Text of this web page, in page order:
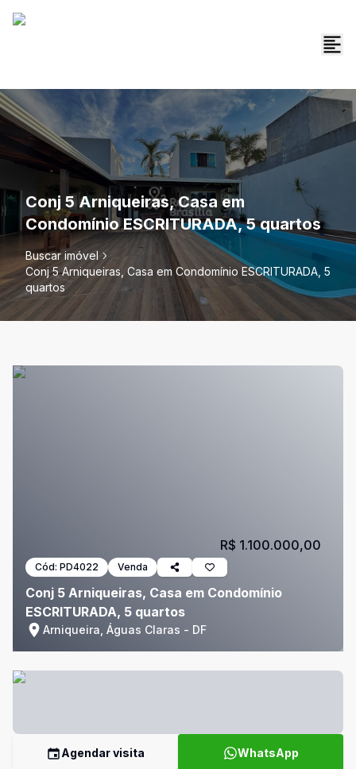
Conj 5 Arniqueiras, Casa em
Condomínio ESCRITURADA, 5 quartos
Buscar imóvel
Conj 5 Arniqueiras, Casa em Condomínio ESCRITURADA, 5
quartos
Cód: PD4022 Venda
Conj 5 Arniqueiras, Casa em Condomínio
ESCRITURADA, 5 quartos
Arniqueira, Águas Claras - DF
R$ 1.100.000,00
Agendar visita WhatsApp